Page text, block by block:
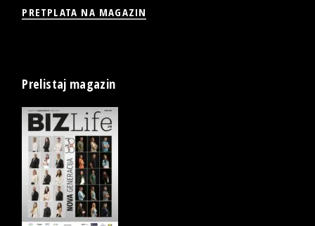
PRETPLATA NA MAGAZIN
Prelistaj magazin